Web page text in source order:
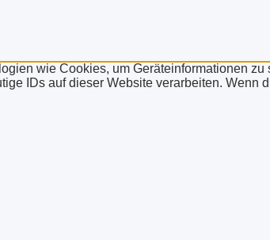
wie Cookies, um Geräteinformationen
IDs auf dieser Website verarbeiten.